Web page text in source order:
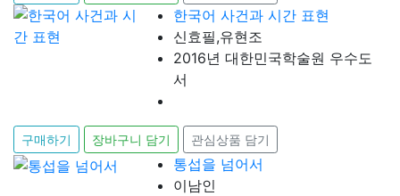
한국어 사건과 시간 표현
신효필,유현조
2016년 대한민국학술원 우수도
서
구매하기 장바구니 담기 관심상품 담기
통섭을 넘어서
이남인